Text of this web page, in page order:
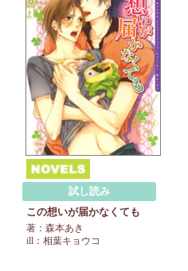
試し読み
この想いが届かなくても
著：森本あき
ill：相葉キョウコ